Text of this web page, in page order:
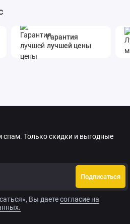
Гарантия
лучшей цены
Только скидки и выгодные
Подписаться
Вы даетесогласие на